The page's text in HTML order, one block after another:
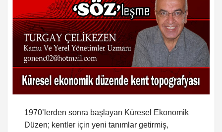
1970’lerden sonra başlayan Küresel Ekonomik
Düzen; kentler için yeni tanımlar getirmiş,